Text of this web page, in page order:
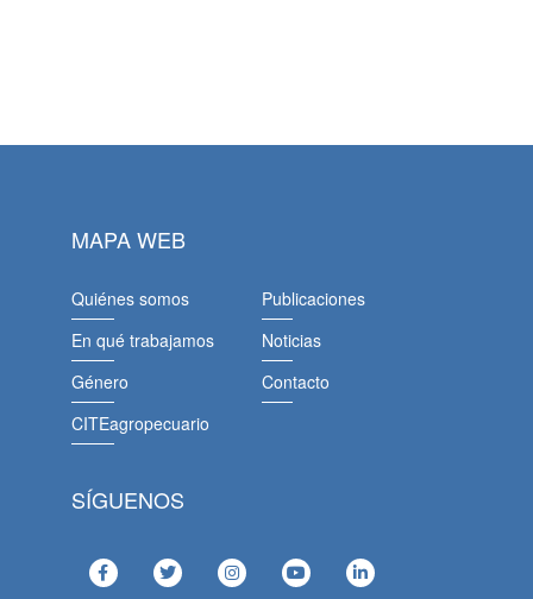
MAPA WEB
Quiénes somos
En qué trabajamos
Género
CITEagropecuario
Publicaciones
Noticias
Contacto
SÍGUENOS